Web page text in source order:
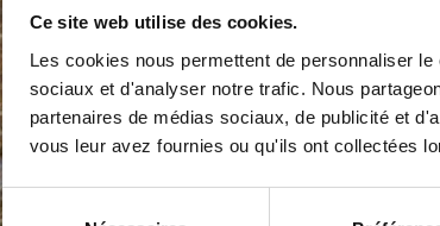
Ce site web utilise des cookies.
Les cookies nous permettent de personnaliser
sociaux et d'analyser notre trafic. Nous
partenaires de médias sociaux, de publicité et
vous leur avez fournies ou qu'ils ont collectées
Sélection